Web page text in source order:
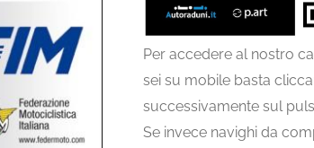
Per accedere al nostro
sei su mobile basta
successivamente sul
Se invece navighi da